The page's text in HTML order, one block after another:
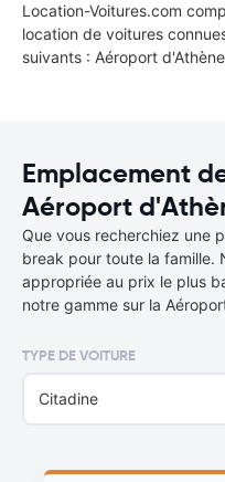
Location-Voitures.com
location de voitures
suivants : Aéroport
Emplacement
Aéroport
Que vous recherchiez une
break pour toute la famille.
appropriée au prix le plus
notre gamme sur la
TYPE DE VOITURE
Citadine